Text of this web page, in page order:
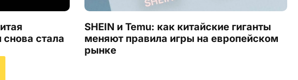
стала
SHEIN и Temu: как китайские гиганты
меняют правила игры на европейском
рынке